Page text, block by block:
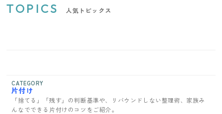
TOPICS 人気トピックス
CATEGORY
片付け
「捨てる」「残す」の判断基準や、リバウンドしない整理術、家族み
んなでできる片付けのコツをご紹介。